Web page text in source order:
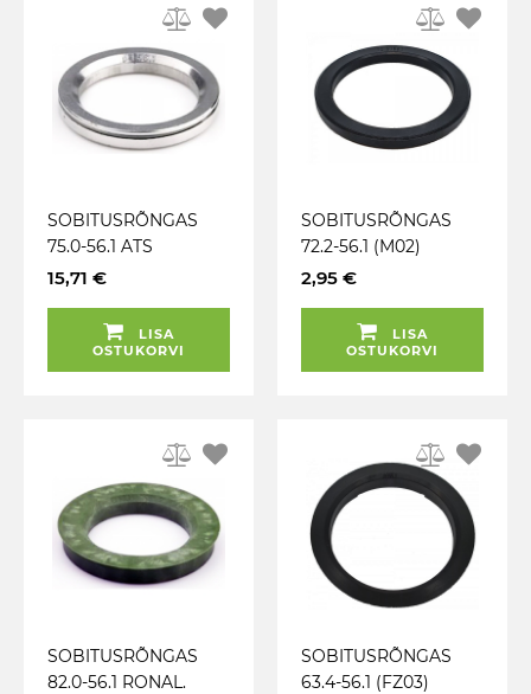
SOBITUSRÕNGAS
75.0-56.1 ATS
(METALL) 1TK
15,71 €
LISA
OSTUKORVI
SOBITUSRÕNGAS
72.2-56.1 (M02)
TUMEHALL (MOMO.
2,95 €
LISA
OSTUKORVI
SOBITUSRÕNGAS
82.0-56.1 RONAL.
SOBITUSRÕNGAS
63.4-56.1 (FZ03)